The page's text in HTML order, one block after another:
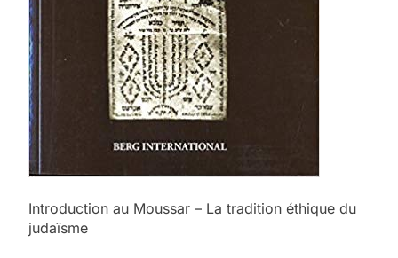
Introduction au Moussar – La tradition éthique du
judaïsme